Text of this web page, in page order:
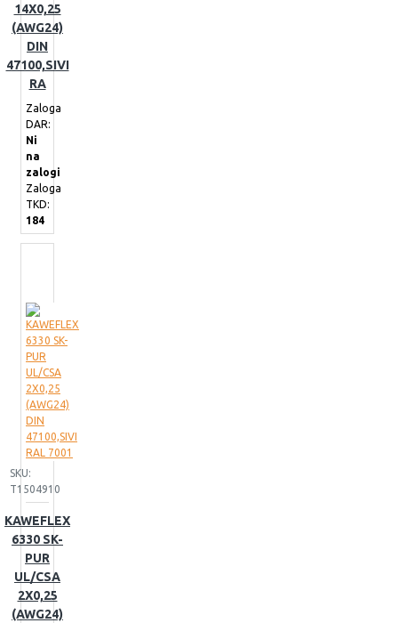
14X0,25
(AWG24)
DIN
47100,SIVI
RA
Zaloga
DAR:
Ni
na
zalogi
Zaloga
TKD:
184
SKU:
T1504910
KAWEFLEX
6330 SK-
PUR
UL/CSA
2X0,25
(AWG24)